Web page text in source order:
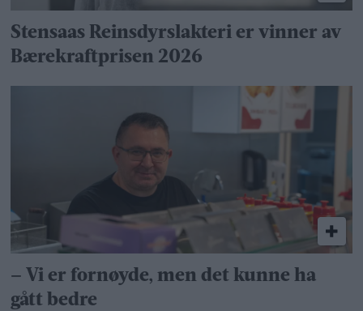
Stensaas Reinsdyrslakteri er vinner av
Bærekraftprisen 2026
– Vi er fornøyde, men det kunne ha
gått bedre